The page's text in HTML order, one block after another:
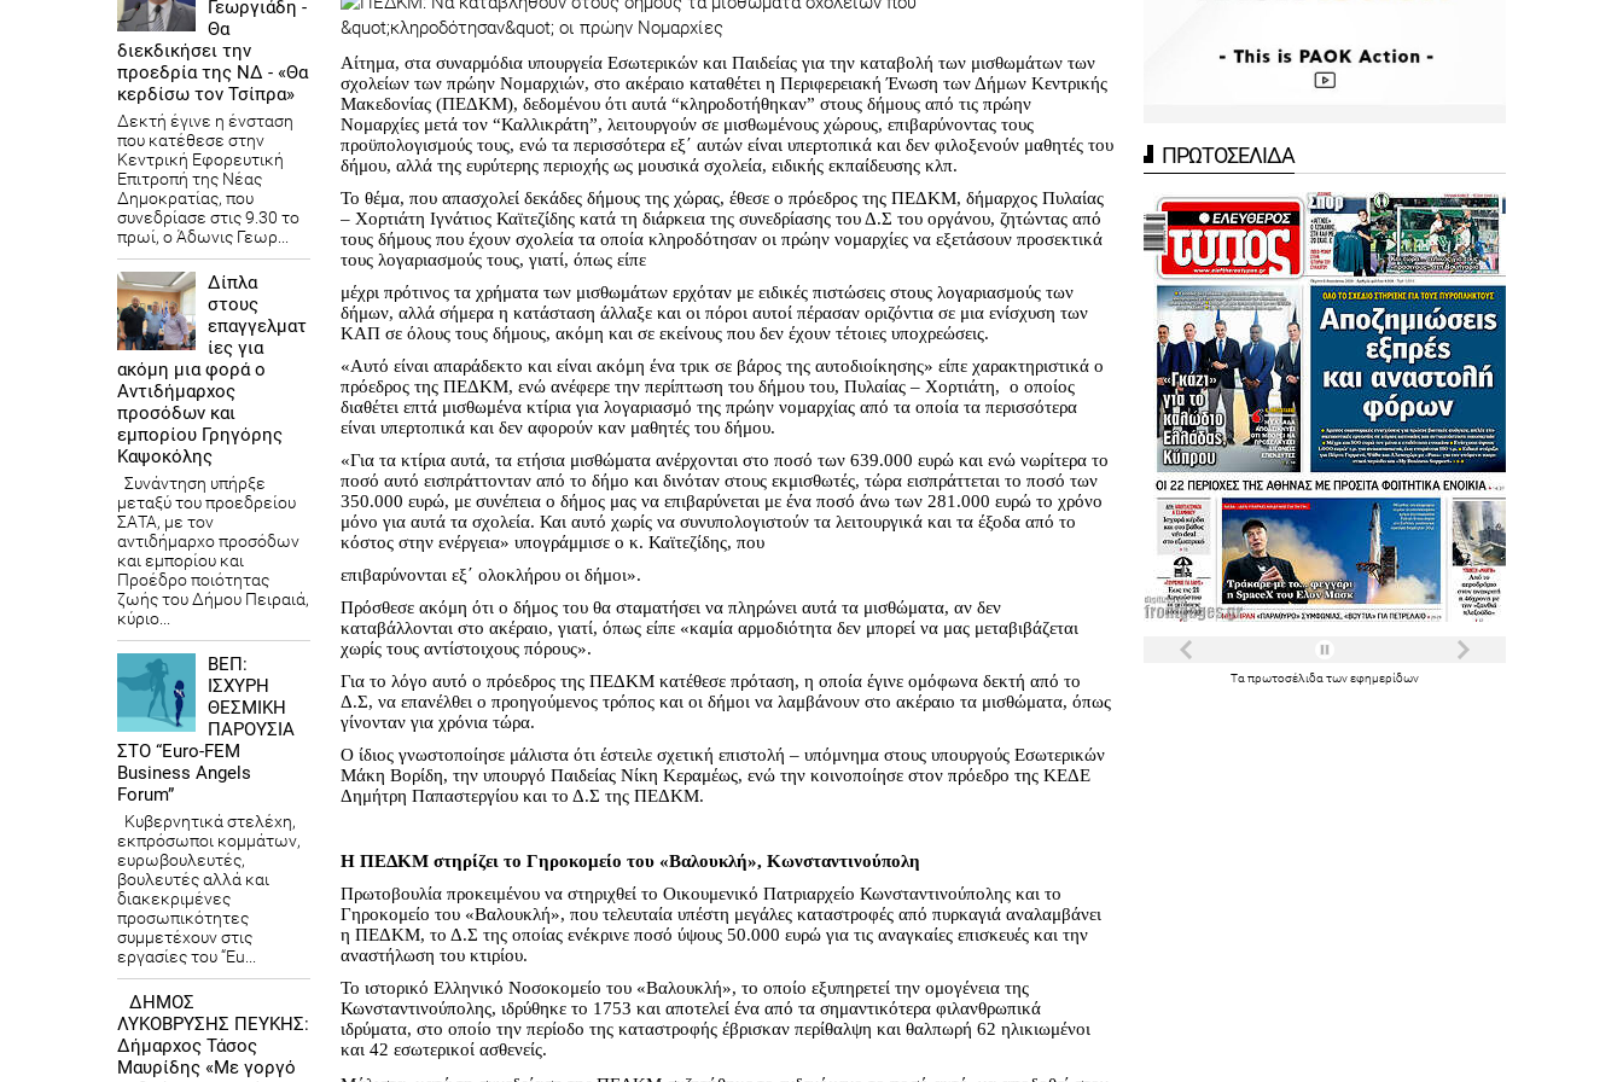
Αίτημα, στα συναρμόδια υπουργεία Εσωτερικών και Παιδείας για την καταβολή των μισθωμάτων των
σχολείων των πρώην Νομαρχιών, στο ακέραιο καταθέτει η Περιφερειακή Ένωση των Δήμων Κεντρικής
Μακεδονίας (ΠΕΔΚΜ), δεδομένου ότι αυτά “κληροδοτήθηκαν” στους δήμους από τις πρώην
Νομαρχίες μετά τον “Καλλικράτη”, λειτουργούν σε μισθωμένους χώρους, επιβαρύνοντας τους
προϋπολογισμούς τους, ενώ τα περισσότερα εξ΄ αυτών είναι υπερτοπικά και δεν φιλοξενούν μαθητές του
δήμου, αλλά της ευρύτερης περιοχής ως μουσικά σχολεία, ειδικής εκπαίδευσης κλπ.
Το θέμα, που απασχολεί δεκάδες δήμους της χώρας, έθεσε ο πρόεδρος της ΠΕΔΚΜ, δήμαρχος Πυλαίας
– Χορτιάτη Ιγνάτιος Καϊτεζίδης κατά τη διάρκεια της συνεδρίασης του Δ.Σ του οργάνου, ζητώντας από
τους δήμους που έχουν σχολεία τα οποία κληροδότησαν οι πρώην νομαρχίες να εξετάσουν προσεκτικά
τους λογαριασμούς τους, γιατί, όπως είπε
μέχρι πρότινος τα χρήματα των μισθωμάτων ερχόταν με ειδικές πιστώσεις στους λογαριασμούς των
δήμων, αλλά σήμερα η κατάσταση άλλαξε και οι πόροι αυτοί πέρασαν οριζόντια σε μια ενίσχυση των
ΚΑΠ σε όλους τους δήμους, ακόμη και σε εκείνους που δεν έχουν τέτοιες υποχρεώσεις.
«Αυτό είναι απαράδεκτο και είναι ακόμη ένα τρικ σε βάρος της αυτοδιοίκησης» είπε χαρακτηριστικά ο
πρόεδρος της ΠΕΔΚΜ, ενώ ανέφερε την περίπτωση του δήμου του, Πυλαίας – Χορτιάτη, ο οποίος
διαθέτει επτά μισθωμένα κτίρια για λογαριασμό της πρώην νομαρχίας από τα οποία τα περισσότερα
είναι υπερτοπικά και δεν αφορούν καν μαθητές του δήμου.
«Για τα κτίρια αυτά, τα ετήσια μισθώματα ανέρχονται στο ποσό των 639.000 ευρώ και ενώ νωρίτερα το
ποσό αυτό εισπράττονταν από το δήμο και δινόταν στους εκμισθωτές, τώρα εισπράττεται το ποσό των
350.000 ευρώ, με συνέπεια ο δήμος μας να επιβαρύνεται με ένα ποσό άνω των 281.000 ευρώ το χρόνο
μόνο για αυτά τα σχολεία. Και αυτό χωρίς να συνυπολογιστούν τα λειτουργικά και τα έξοδα από το
κόστος στην ενέργεια» υπογράμμισε ο κ. Καϊτεζίδης, που
επιβαρύνονται εξ΄ ολοκλήρου οι δήμοι».
Πρόσθεσε ακόμη ότι ο δήμος του θα σταματήσει να πληρώνει αυτά τα μισθώματα, αν δεν
καταβάλλονται στο ακέραιο, γιατί, όπως είπε «καμία αρμοδιότητα δεν μπορεί να μας μεταβιβάζεται
χωρίς τους αντίστοιχους πόρους».
Για το λόγο αυτό ο πρόεδρος της ΠΕΔΚΜ κατέθεσε πρόταση, η οποία έγινε ομόφωνα δεκτή από το
Δ.Σ, να επανέλθει ο προηγούμενος τρόπος και οι δήμοι να λαμβάνουν στο ακέραιο τα μισθώματα, όπως
γίνονταν για χρόνια τώρα.
Ο ίδιος γνωστοποίησε μάλιστα ότι έστειλε σχετική επιστολή – υπόμνημα στους υπουργούς Εσωτερικών
Μάκη Βορίδη, την υπουργό Παιδείας Νίκη Κεραμέως, ενώ την κοινοποίησε στον πρόεδρο της ΚΕΔΕ
Δημήτρη Παπαστεργίου και το Δ.Σ της ΠΕΔΚΜ.
Η ΠΕΔΚΜ στηρίζει το Γηροκομείο του «Βαλουκλή», Κωνσταντινούπολη
Πρωτοβουλία προκειμένου να στηριχθεί το Οικουμενικό Πατριαρχείο Κωνσταντινούπολης και το
Γηροκομείο του «Βαλουκλή», που τελευταία υπέστη μεγάλες καταστροφές από πυρκαγιά αναλαμβάνει
η ΠΕΔΚΜ, το Δ.Σ της οποίας ενέκρινε ποσό ύψους 50.000 ευρώ για τις αναγκαίες επισκευές και την
αναστήλωση του κτιρίου.
Το ιστορικό Ελληνικό Νοσοκομείο του «Βαλουκλή», το οποίο εξυπηρετεί την ομογένεια της
Κωνσταντινούπολης, ιδρύθηκε το 1753 και αποτελεί ένα από τα σημαντικότερα φιλανθρωπικά
ιδρύματα, στο οποίο την περίοδο της καταστροφής έβρισκαν περίθαλψη και θαλπωρή 62 ηλικιωμένοι
και 42 εσωτερικοί ασθενείς.
ΠΡΩΤΟΣΕΛΙΔΑ
Τα πρωτοσέλιδα τωνεφημερίδων
Γεωργιάδη -
Θα
διεκδικήσει την
προεδρία της ΝΔ - «Θα
κερδίσω τον Τσίπρα»
Δεκτή έγινε η ένσταση
που κατέθεσε στην
Κεντρική Εφορευτική
Επιτροπή της Νέας
Δημοκρατίας, που
συνεδρίασε στις 9.30 το
πρωί, ο Άδωνις Γεωρ...
Δίπλα
στους
επαγγελματ
ίες για
ακόμη μια φορά ο
Αντιδήμαρχος
προσόδων και
εμπορίου Γρηγόρης
Καψοκόλης
Συνάντηση υπήρξε
μεταξύ του προεδρείου
ΣΑΤΑ, με τον
αντιδήμαρχο προσόδων
και εμπορίου και
Προέδρο ποιότητας
ζωής του Δήμου Πειραιά,
κύριο...
ΒΕΠ:
ΙΣΧΥΡΗ
ΘΕΣΜΙΚΗ
ΠΑΡΟΥΣΙΑ
ΣΤΟ “Euro-FEM
Business Angels
Forum”
Κυβερνητικά στελέχη,
εκπρόσωποι κομμάτων,
ευρωβουλευτές,
βουλευτές αλλά και
διακεκριμένες
προσωπικότητες
συμμετέχουν στις
εργασίες του “Eu...
ΔΗΜΟΣ
ΛΥΚΟΒΡΥΣΗΣ ΠΕΥΚΗΣ:
Δήμαρχος Τάσος
Μαυρίδης «Με γοργό